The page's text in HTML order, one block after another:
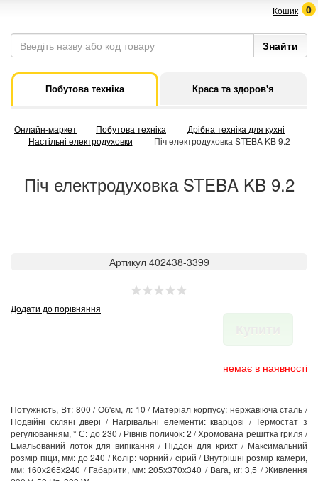
Кошик 0
Побутова техніка Краса та здоров'я
Онлайн-маркет Побутова техніка
Дрібна техніка для кухні
Настільні електродуховки
Піч електродуховка STEBA KB 9.2
Піч електродуховка STEBA KB 9.2
Артикул 402438-3399
Додати до порівняння
немає в наявності
Потужність, Вт: 800 / Об'єм, л: 10 / Матеріал корпусу: нержавіюча сталь /
Подвійні скляні двері / Нагрівальні елементи: кварцові / Термостат з
регулюванням, ° С: до 230 / Рівнів поличок: 2 / Хромована решітка гриля /
Емальований лоток для випікання / Піддон для крихт / Максимальний
розмір піци, мм: до 240 / Колір: чорний / сірий / Внутрішні розмір камери,
мм: 160х265х240 / Габарити, мм: 205х370х340 / Вага, кг: 3,5 / Живлення